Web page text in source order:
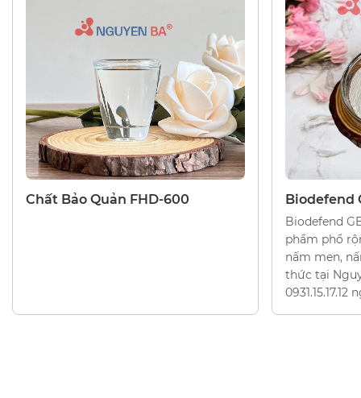
CHẤT BẢO QUẢN
Chất Bảo Quản FHD-600
CHẤT BẢO
Biodefend
Biodefend
phẩm phổ
nấm men,
thức tại
0931.15.17.12